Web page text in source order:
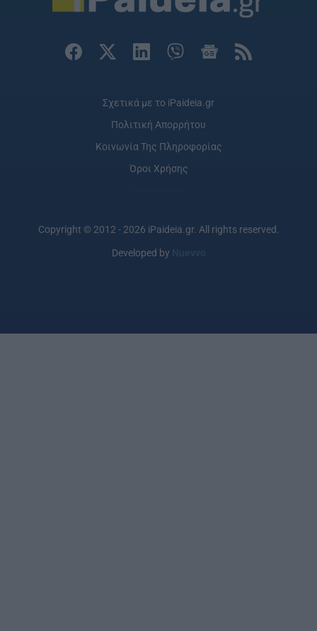
Σχετικά με το iPaideia.gr
Πολιτική Απορρήτου
Κοινωνία Της Πληροφορίας
Όροι Χρήσης
Copyright © 2012 - 2026 iPaideia.gr. All rights reserved.
Developed by